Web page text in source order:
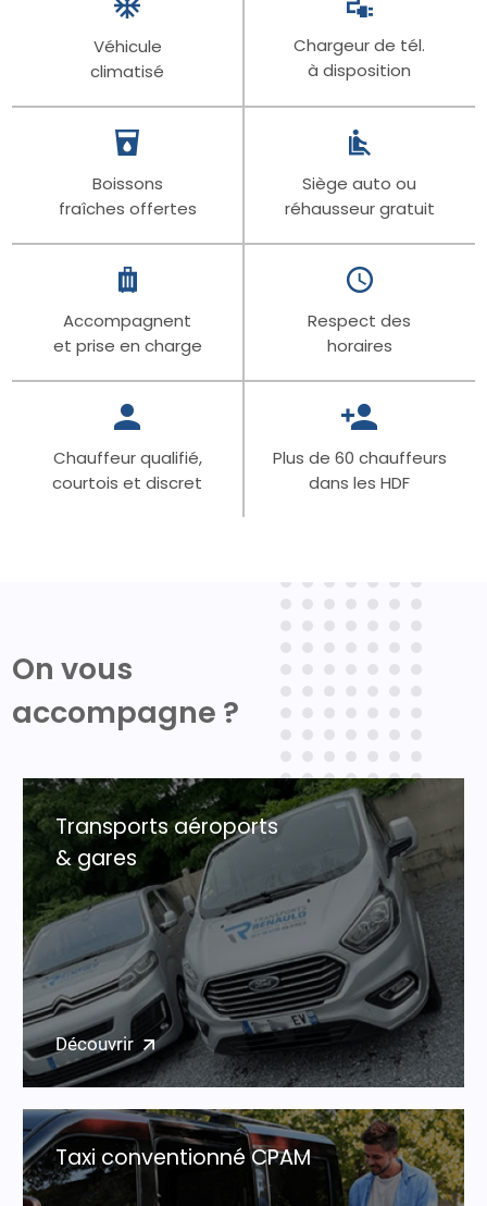
Véhicule
climatisé
Chargeur de tél.
à disposition
Boissons
fraîches offertes
Siège auto ou
réhausseur gratuit
Accompagnent
et prise en charge
Respect des
horaires
Chauffeur qualifié,
courtois et discret
Plus de 60 chauffeurs
dans les HDF
On vous
accompagne ?
Transports aéroports
& gares
Découvrir
Taxi conventionné CPAM